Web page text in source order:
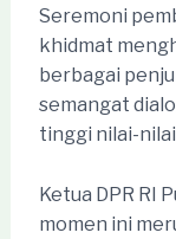
Seremoni
khidmat
berbagai
semangat
tinggi nilai-
Ketua DPR RI
momen ini